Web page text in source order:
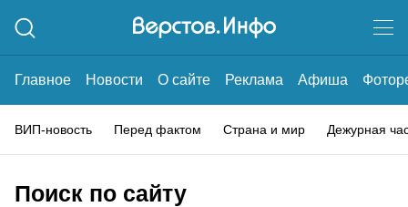
Главное Новости О сайте Реклама Афиша
ВИП-новость Перед фактом Страна и мир Дежурная
Поиск по сайту